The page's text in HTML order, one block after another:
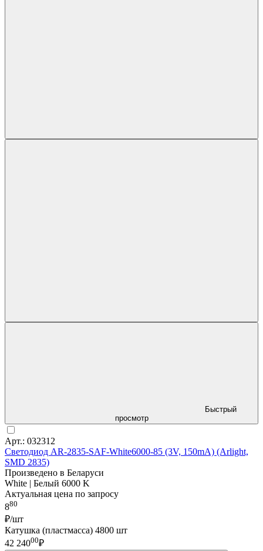
Быстрый
просмотр
Арт.: 032312
Светодиод AR-2835-SAF-White6000-85 (3V, 150mA) (Arlight,
SMD 2835)
Произведено в Беларуси
White | Белый 6000 K
Актуальная цена по запросу
880
₽/шт
Катушка (пластмасса) 4800 шт
42 24000₽